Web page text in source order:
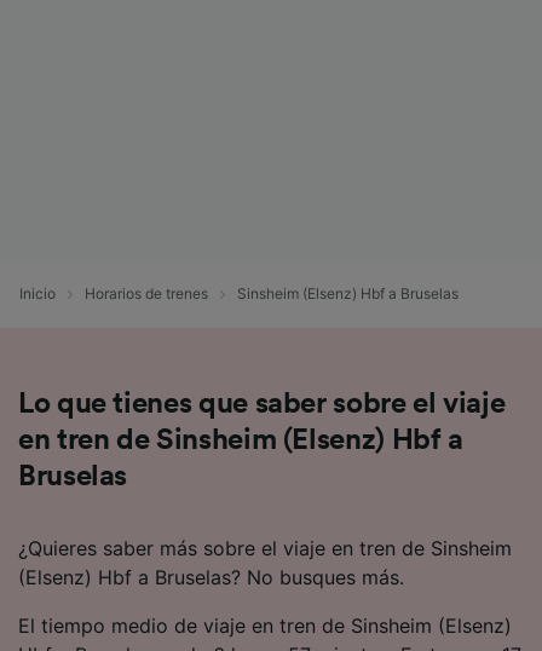
Inicio Horarios de trenes Sinsheim (Elsenz) Hbf a Bruselas
Lo que tienes que saber sobre el viaje
en tren de Sinsheim (Elsenz) Hbf a
Bruselas
¿Quieres saber más sobre el viaje en tren de Sinsheim
(Elsenz) Hbf a Bruselas? No busques más.
El tiempo medio de viaje en tren de Sinsheim (Elsenz)